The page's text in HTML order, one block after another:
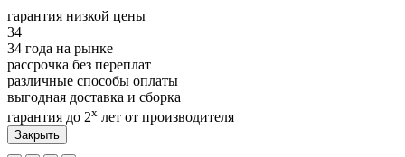
гарантия низкой цены
34
34 года на рынке
рассрочка без переплат
различные способы оплаты
выгодная доставка и сборка
гарантия до 2х лет от производителя
Закрыть